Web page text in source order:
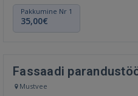
Pakkumine Nr 1
35,00€
Fassaadi
Mustvee